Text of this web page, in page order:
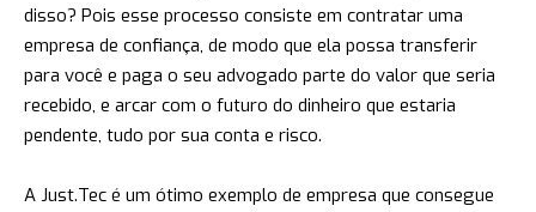
disso? Pois esse processo consiste em contratar uma
empresa de confiança, de modo que ela possa transferir
para você e paga o seu advogado parte do valor que seria
recebido, e arcar com o futuro do dinheiro que estaria
pendente, tudo por sua conta e risco.
A Just.Tec é um ótimo exemplo de empresa que consegue